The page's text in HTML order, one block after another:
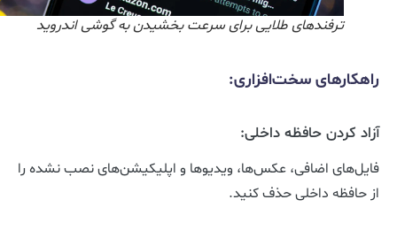
ترفندهای طلایی برای سرعت بخشیدن به گوشی اندروید
راهکارهای سخت‌افزاری:
آزاد کردن حافظه داخلی:
فایل‌های اضافی، عکس‌ها، ویدیوها و اپلیکیشن‌های نصب نشده را
از حافظه داخلی حذف کنید.